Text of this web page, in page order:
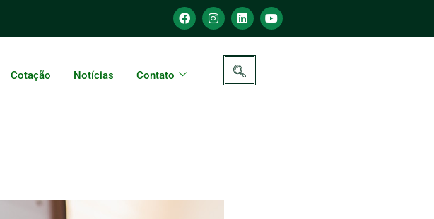
Cotação Notícias Contato